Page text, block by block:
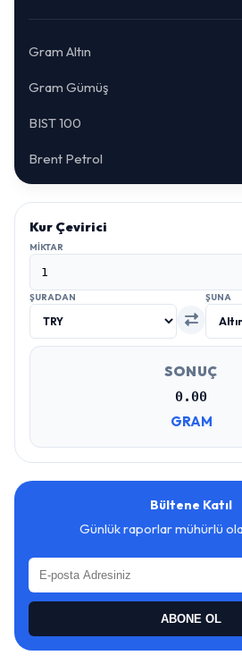
Gram Altın
Gram Gümüş
BIST 100
Brent Petrol
Kur Çevirici
MIKTAR
ŞURADAN ŞUNA
SONUÇ
0.00
GRAM
Bültene Katıl
Günlük raporlar mühürlü
ABONE OL